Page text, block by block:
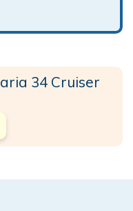
34 Cruiser